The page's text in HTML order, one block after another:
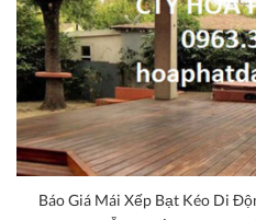
Báo Giá Mái Xếp Bạt Kéo Di